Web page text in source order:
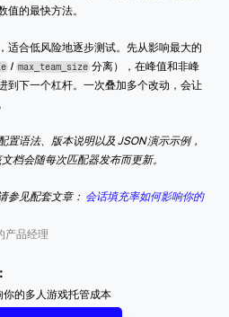
的最快方法。
适合低风险地逐步测试。先从影响最大的
/ max_team_size 分离），在峰值和非峰
到下一个杠杆。一次叠加多个改动，会让
语法、版本说明以及 JSON 演示示例，
档会随每次匹配器发布而更新。
参见配套文章： 会话填充率如何影响你的
产品经理
的多人游戏托管成本